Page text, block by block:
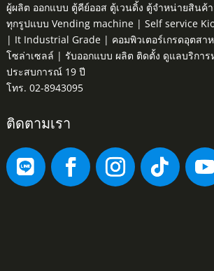
ผู้ผลิต ออกแบบ ตู้คีย์ออส ตู้เวนดิ้ง ตู้จำหน่ายสิน
ทุกรูปแบบ Vending machine | Self service
| It Industrial Grade | คอมพิวเตอร์เกรดอุตสา
โซล่าเซลล์ | รับออกแบบ ผลิต ติดตั้ง ดูแลบริการ
ประสบการณ์ 19 ปี
โทร. 02-8943095
ติดตามเรา